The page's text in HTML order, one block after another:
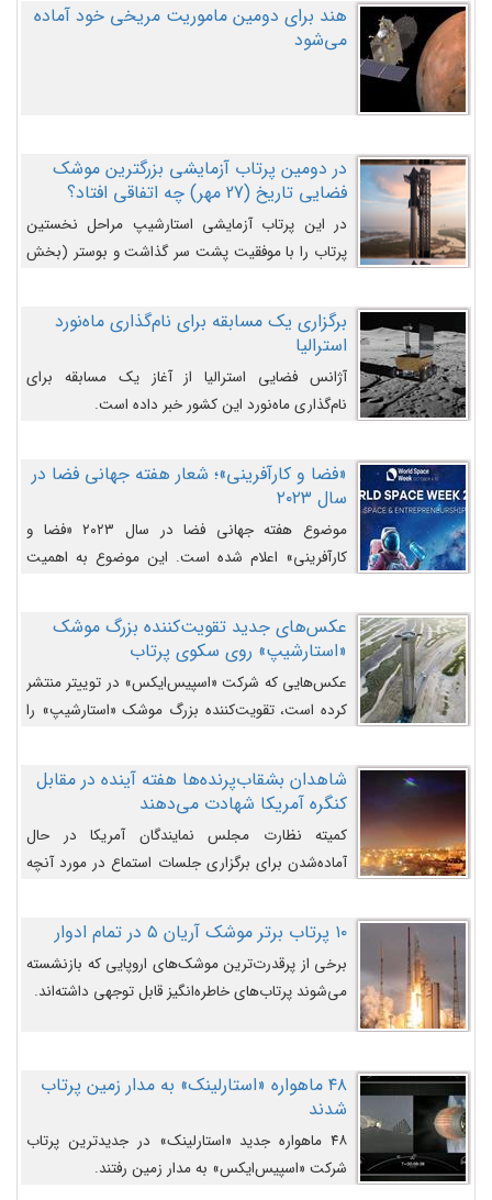
هند برای دومین ماموریت مریخی خود آماده
می‌شود
در دومین پرتاب آزمایشی بزرگترین موشک
فضایی تاریخ (27 مهر‌) چه اتفاقی افتاد؟
در این پرتاب آزمایشی استارشیپ مراحل نخستین
پرتاب را با موفقیت پشت سر گذاشت و بوستر (بخش
را وارد مسیر از پیش تعیین‌شده کند و سپس با یک
مکانیزم جدید با موفقیت از آن جدا شود. ‌
برگزاری یک مسابقه برای نام‌گذاری ماه‌نورد
استرالیا
آژانس فضایی استرالیا از آغاز یک مسابقه برای
نام‌گذاری ماه‌نورد این کشور خبر داده است.
«فضا و کارآفرینی»؛ شعار هفته جهانی فضا در
سال ۲۰۲۳
موضوع هفته جهانی فضا در سال ۲۰۲۳ «فضا و
کارآفرینی» اعلام شده است. این موضوع به اهمیت
روزافزون کارآفرینی در حوزه فضایی و مزایای جدیدی که
کارآفرینان این حوزه ایجاد می‌کنند، می‌پردازد.
عکس‌های جدید تقویت‌کننده بزرگ موشک
«استارشیپ» روی سکوی پرتاب
عکس‌هایی که شرکت «اسپیس‌ایکس» در توییتر منتشر
کرده است، تقویت‌کننده بزرگ موشک «استارشیپ» را
شاهدان بشقاب‌پرنده‌ها هفته آینده در مقابل
کنگره آمریکا شهادت می‌دهند
کمیته نظارت مجلس نمایندگان آمریکا در حال
آماده‌شدن برای برگزاری جلسات استماع در مورد آنچه
می‌دانند، است و قرار است افشاگران یوفوها هفته آینده
در مقابل آنها شهادت دهند.۱۰ پرتاب برتر موشک آریان ۵ در تمام ادوار
برخی از پرقدرت‌ترین موشک‌های اروپایی که بازنشسته
می‌شوند پرتاب‌های خاطره‌انگیز قابل توجهی داشته‌اند.
۴۸ ماهواره «استارلینک» به مدار زمین پرتاب
شدند
۴۸ ماهواره جدید «استارلینک» در جدیدترین پرتاب
شرکت «اسپیس‌ایکس» به مدار زمین رفتند.